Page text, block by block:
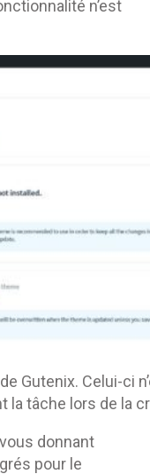
n’est
Gutenix. Celui-ci
la tâche lors de la
donnant
pour le